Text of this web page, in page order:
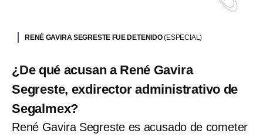
RENÉ GAVIRA SEGRESTE FUE DETENIDO(ESPECIAL)
¿De qué acusan a René Gavira
Segreste, exdirector administrativo de
Segalmex?
René Gavira Segreste es acusado de cometer